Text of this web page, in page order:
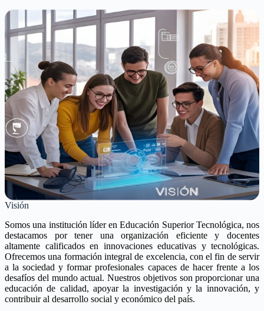
Visión
Somos una institución líder en Educación Superior Tecnológica, nos
destacamos por tener una organización eficiente y docentes
altamente calificados en innovaciones educativas y tecnológicas.
Ofrecemos una formación integral de excelencia, con el fin de servir
a la sociedad y formar profesionales capaces de hacer frente a los
desafíos del mundo actual. Nuestros objetivos son proporcionar una
educación de calidad, apoyar la investigación y la innovación, y
contribuir al desarrollo social y económico del país.